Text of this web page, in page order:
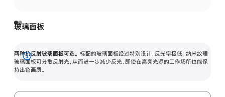
玻璃面板
两种抗反射玻璃面板可选。 标配的玻璃面板经过特别设计，反光率极低。纳米纹理
玻璃面板可分散反射光，从而进一步减少反光，即使在高亮光源的工作场所也能保
持出色画质。
展
开